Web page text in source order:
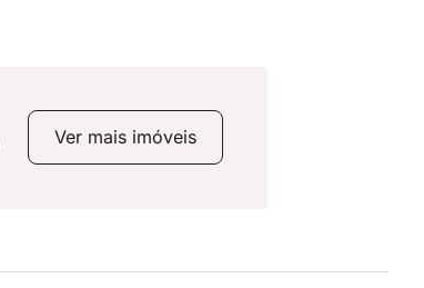
Ver mais imóveis